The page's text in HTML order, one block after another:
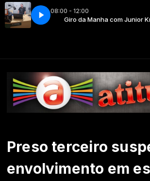
08:00 - 12:00
Krewer Giro da Manha com Junior
Hi-Fi Internet Stream
Preso terceiro
envolvimento em